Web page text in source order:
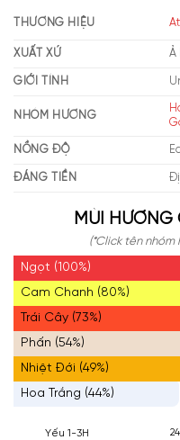
THƯƠNG HIỆU
XUẤT XỨ Ả
GIỚI TÍNH
NHÓM HƯƠNG
NỒNG ĐỘ
ĐÁNG TIỀN
MÙI HƯƠNG
(*Click tên
Ngọt (100%)
Cam Chanh (80%)
Trái Cây (73%)
Phấn (54%)
Nhiệt Đới (49%)
Hoa Trắng (44%)
Yếu 1-3H
24